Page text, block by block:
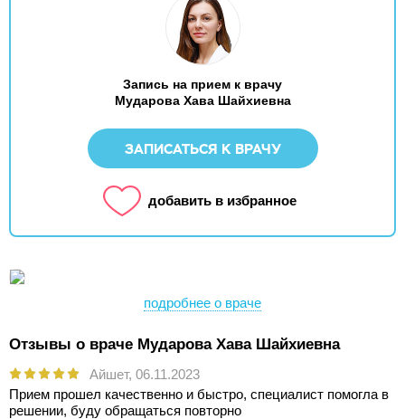
Запись на прием к врачу
Мударова Хава Шайхиевна
ЗАПИСАТЬСЯ К ВРАЧУ
добавить в избранное
подробнее о враче
Отзывы о враче Мударова Хава Шайхиевна
Айшет, 06.11.2023
Прием прошел качественно и быстро, специалист помогла в
решении, буду обращаться повторно